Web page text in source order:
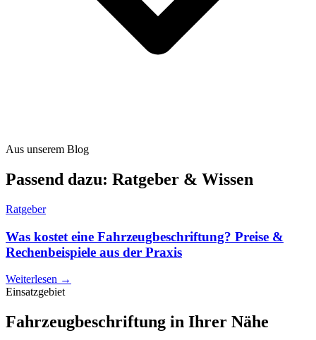
Aus unserem Blog
Passend dazu: Ratgeber & Wissen
Ratgeber
Was kostet eine Fahrzeugbeschriftung? Preise &
Rechenbeispiele aus der Praxis
Weiterlesen →
Einsatzgebiet
Fahrzeugbeschriftung in Ihrer Nähe